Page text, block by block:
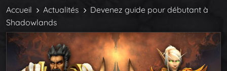
Accueil Actualités
Devenez guide pour débutant à
Shadowlands